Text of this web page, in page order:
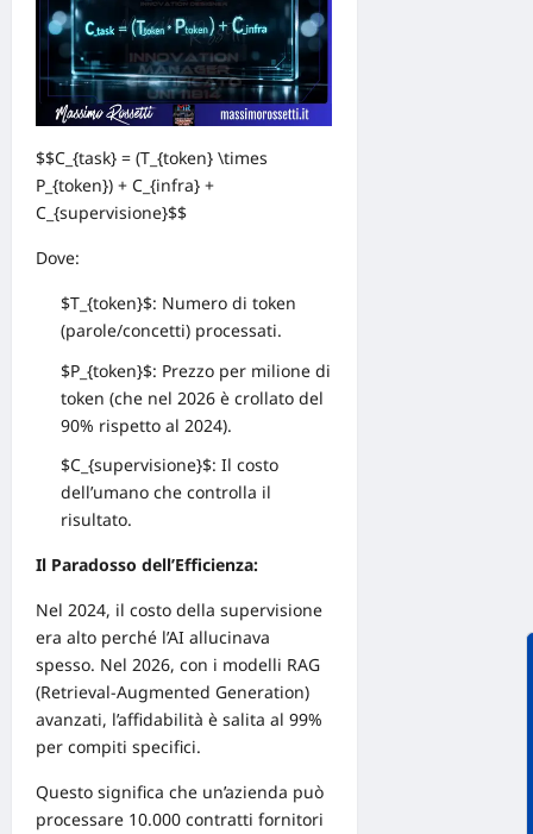
$$C_{task} = (T_{token} \times
P_{token}) + C_{infra} +
C_{supervisione}$$
Dove:
$T_{token}$: Numero di token
(parole/concetti) processati.
$P_{token}$: Prezzo per milione di
token (che nel 2026 è crollato del
90% rispetto al 2024).
$C_{supervisione}$: Il costo
dell’umano che controlla il
risultato.
Il Paradosso dell’Efficienza:
Nel 2024, il costo della supervisione
era alto perché l’AI allucinava
spesso. Nel 2026, con i modelli RAG
(Retrieval-Augmented Generation)
avanzati, l’affidabilità è salita al 99%
per compiti specifici.
Questo significa che un’azienda può
processare 10.000 contratti fornitori